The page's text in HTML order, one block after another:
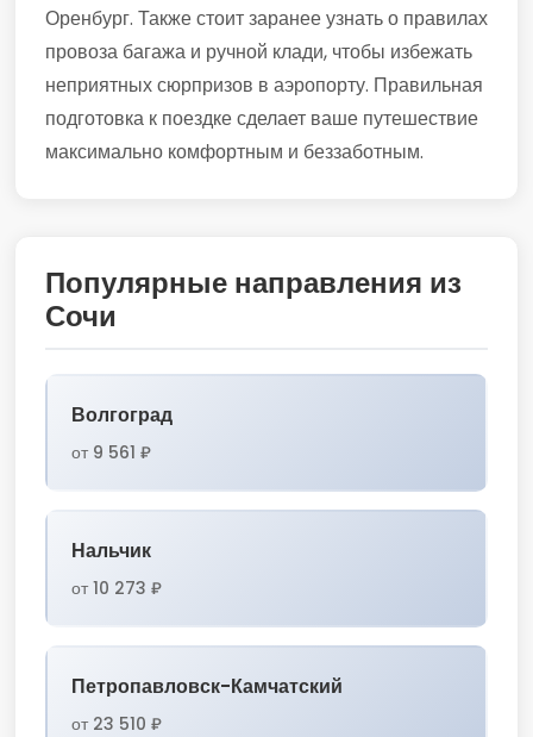
Оренбург. Также стоит заранее узнать о правилах
провоза багажа и ручной клади, чтобы избежать
неприятных сюрпризов в аэропорту. Правильная
подготовка к поездке сделает ваше путешествие
максимально комфортным и беззаботным.
Популярные направления из
Сочи
Волгоград
от 9 561 ₽
Нальчик
от 10 273 ₽
Петропавловск-Камчатский
от 23 510 ₽